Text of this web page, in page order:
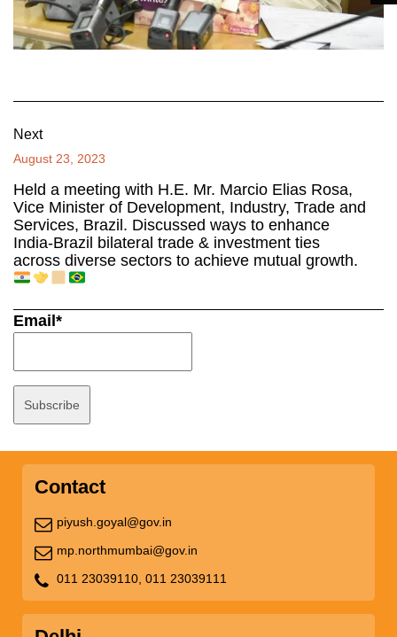
Next
August 23, 2023
Held a meeting with H.E. Mr. Marcio Elias Rosa,
Vice Minister of Development, Industry, Trade and
Services, Brazil. Discussed ways to enhance
India-Brazil bilateral trade & investment ties
across diverse sectors to achieve mutual growth.
Email*
Contact
piyush.goyal@gov.in
mp.northmumbai@gov.in
011 23039110, 011 23039111